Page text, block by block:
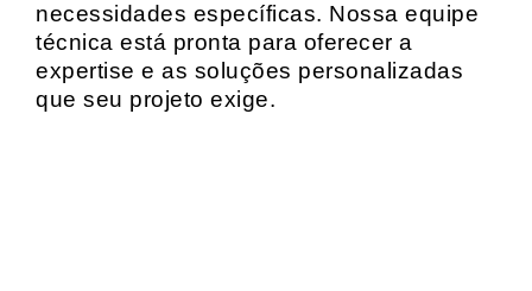
necessidades específicas. Nossa equipe
técnica está pronta para oferecer a
expertise e as soluções personalizadas
que seu projeto exige.